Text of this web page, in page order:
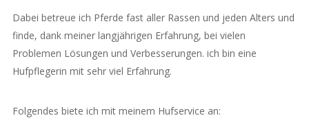
Dabei betreue ich Pferde fast aller Rassen und jeden Alters und
finde, dank meiner langjährigen Erfahrung, bei vielen
Problemen Lösungen und Verbesserungen. ich bin eine
Hufpflegerin mit sehr viel Erfahrung.
Folgendes biete ich mit meinem Hufservice an: